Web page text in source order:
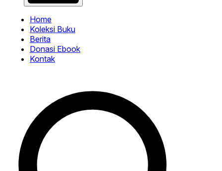
Home
Koleksi Buku
Berita
Donasi Ebook
Kontak